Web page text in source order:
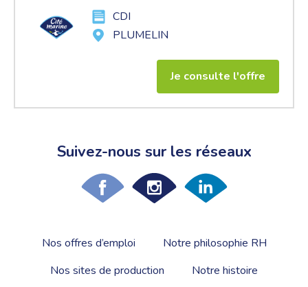
CDI
PLUMELIN
Je consulte l'offre
Suivez-nous sur les réseaux
Nos offres d’emploi
Notre philosophie RH
Nos sites de production
Notre histoire